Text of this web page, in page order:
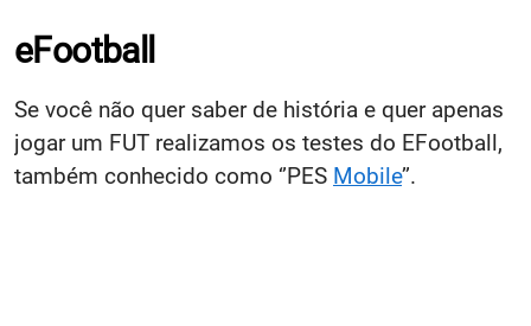
eFootball
Se você não quer saber de história e quer apenas
jogar um FUT realizamos os testes do EFootball,
também conhecido como ‘’PES Mobile’’.